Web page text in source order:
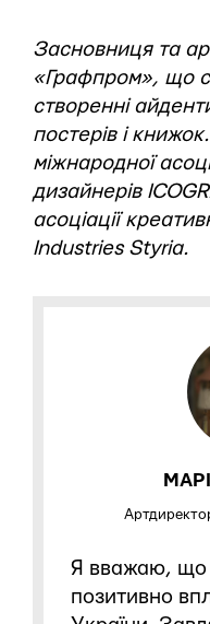
Засновниця та
«Графпром», що
створенні
постерів і
міжнародної
дизайнерів
асоціації
Industries Styria.
Я вважаю, що
позитивно